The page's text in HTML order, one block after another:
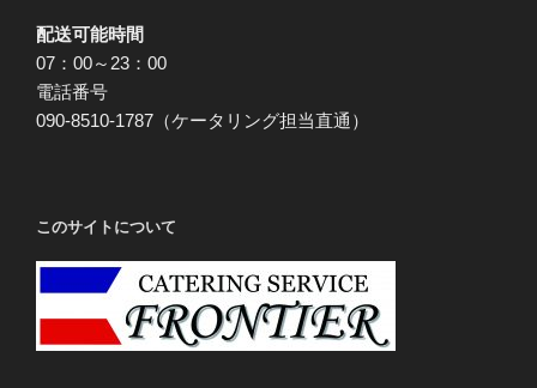
配送可能時間
07：00～23：00
電話番号
090-8510-1787（ケータリング担当直通）
このサイトについて